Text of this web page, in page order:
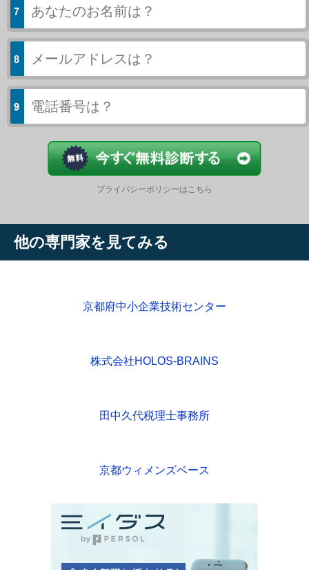
プライバシーポリシーはこちら
他の専門家を見てみる
京都府中小企業技術センター
株式会社HOLOS-BRAINS
田中久代税理士事務所
京都ウィメンズベース